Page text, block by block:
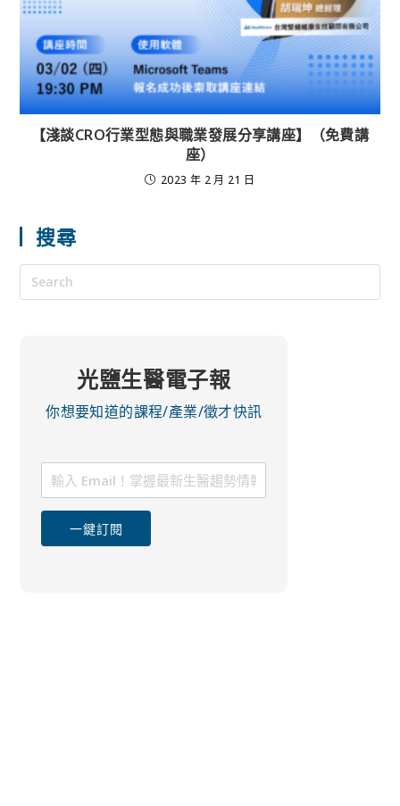
【淺談CRO行業型態與職業發展分享講座】（免費講
座）
2023 年 2 月 21 日
搜尋
光鹽生醫電子報
你想要知道的課程/產業/徵才快訊
一鍵訂閱